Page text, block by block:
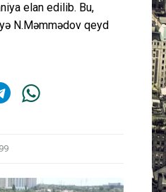
elan edilib. Bu,
N.Məmmədov qeyd